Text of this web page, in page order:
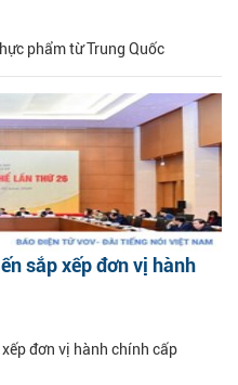
phẩm từ Trung Quốc
sắp xếp đơn vị hành
đơn vị hành chính cấp